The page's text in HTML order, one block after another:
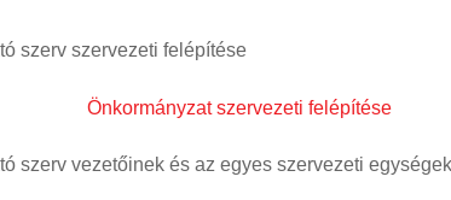
szerv szervezeti felépítése
Önkormányzat szervezeti felépítése
szerv vezetőinek és az egyes szervezeti